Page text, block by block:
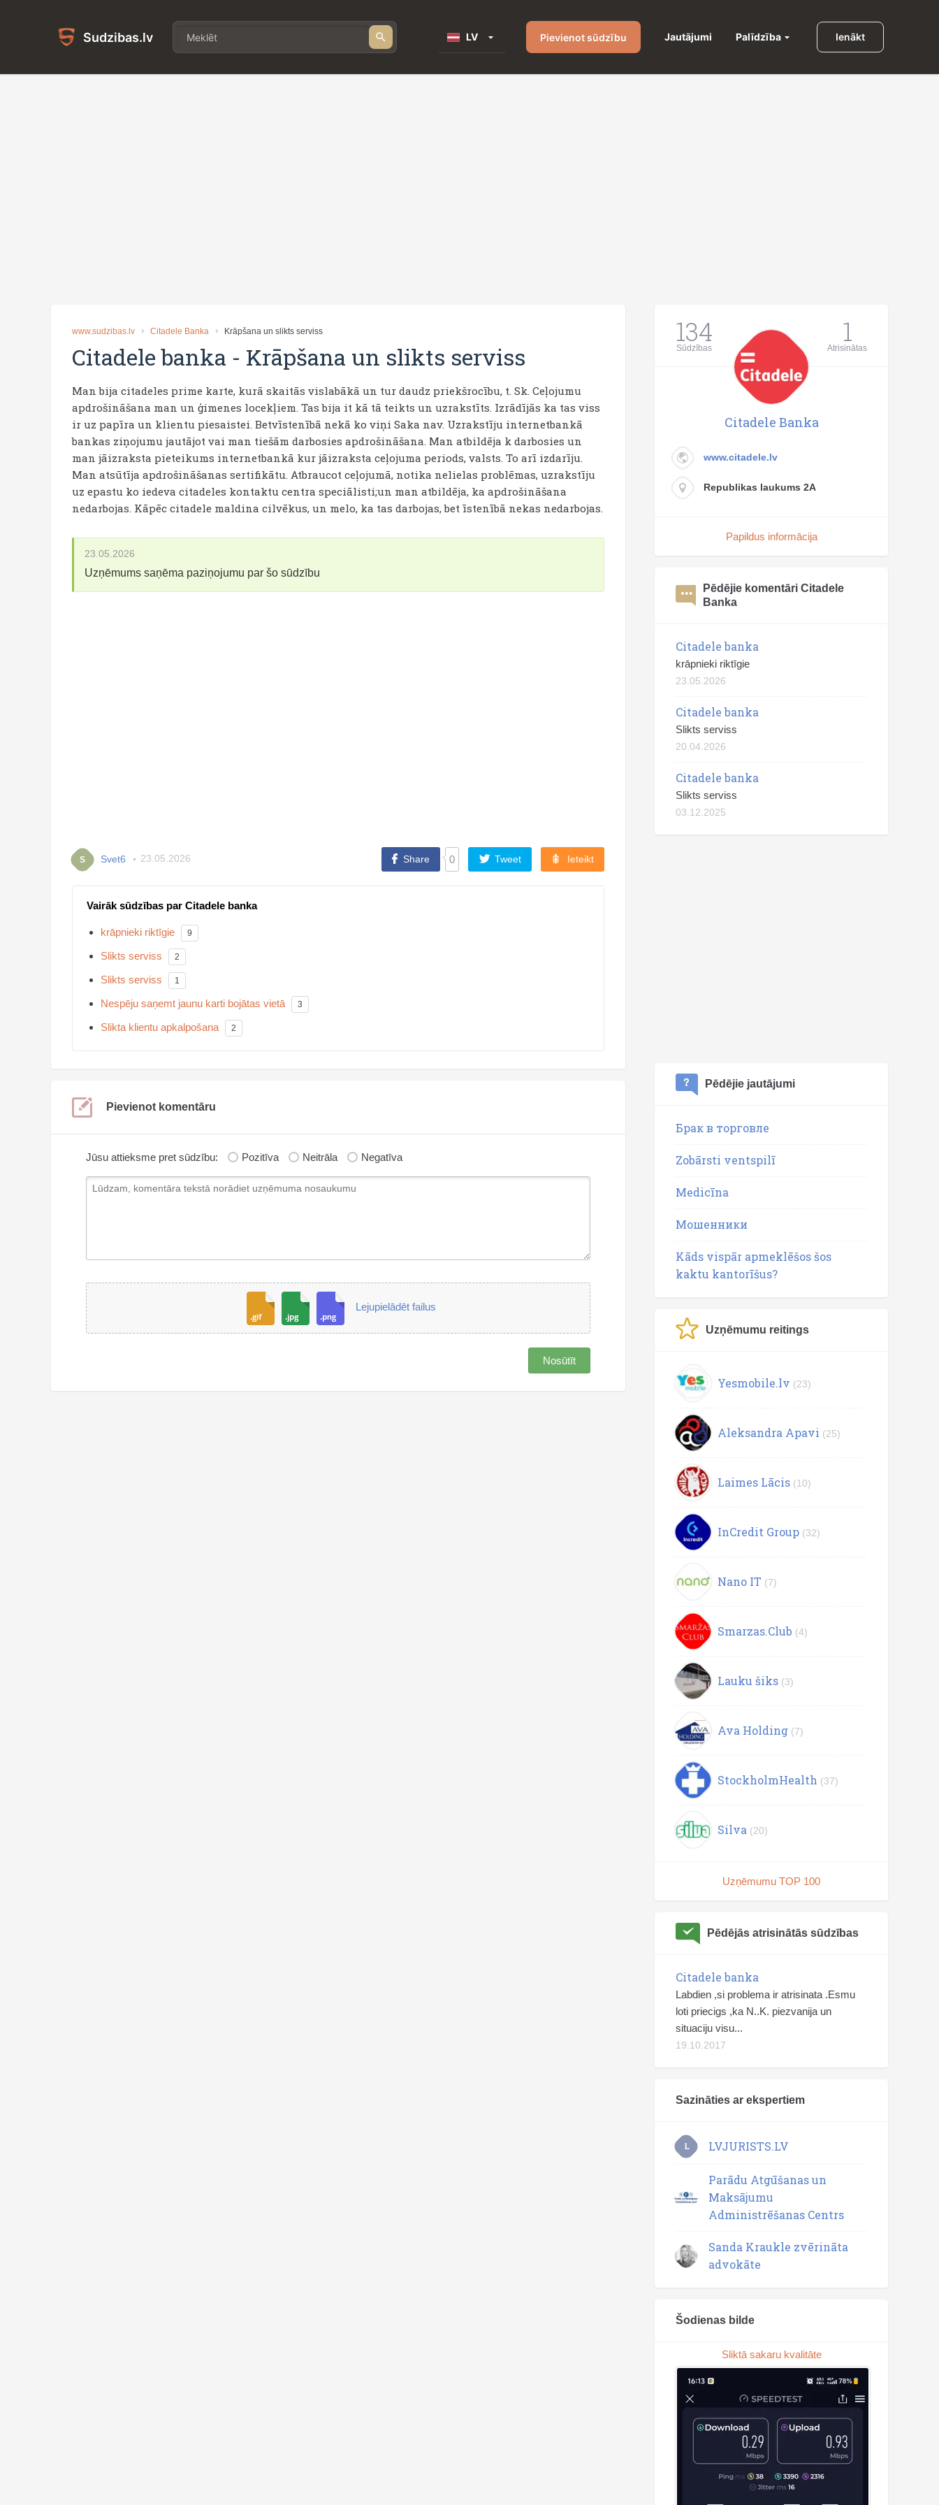
Sudzibas.lv LV Pievienot sūdzību Jautājumi Palīdzība Ienākt
www.sudzibas.lv Citadele Banka Krāpšana un slikts serviss
Citadele banka - Krāpšana un slikts serviss
Man bija citadeles prime karte, kurā skaitās vislabākā un tur daudz priekšrocību, t. Sk. Ceļojumu
apdrošināšana man un ģimenes locekļiem. Tas bija it kā tā teikts un uzrakstīts. Izrādījās ka tas viss
ir uz papīra un klientu piesaistei. Betvīstenībā nekā ko viņi Saka nav. Uzrakstīju internetbankā
bankas ziņojumu jautājot vai man tiešām darbosies apdrošināšana. Man atbildēja k darbosies un
man jāizraksta pieteikums internetbankā kur jāizraksta ceļojuma periods, valsts. To arī izdarīju.
Man atsūtīja apdrošināšanas sertifikātu. Atbraucot ceļojumā, notika nelielas problēmas, uzrakstīju
uz epastu ko iedeva citadeles kontaktu centra speciālisti;un man atbildēja, ka apdrošināšana
nedarbojas. Kāpēc citadele maldina cilvēkus, un melo, ka tas darbojas, bet īstenībā nekas nedarbojas.
23.05.2026
Uzņēmums saņēma paziņojumu par šo sūdzību
S Svet6 23.05.2026 Share 0 Tweet Ieteikt
Vairāk sūdzības par Citadele banka
krāpnieki riktīgie 9
Slikts serviss 2
Slikts serviss 1
Nespēju saņemt jaunu karti bojātas vietā 3
Slikta klientu apkalpošana 2
Pievienot komentāru
Jūsu attieksme pret sūdzību: Pozitīva Neitrāla Negatīva
Lejupielādēt failus
Nosūtīt
134
Sūdzības 1
Atrisinātas
Citadele Banka
www.citadele.lv
Republikas laukums 2A
Papildus informācija
Pēdējie komentāri Citadele
Banka
Citadele banka
krāpnieki riktīgie
23.05.2026
Citadele banka
Slikts serviss
20.04.2026
Citadele banka
Slikts serviss
03.12.2025
Pēdējie jautājumi
Брак в торговле
Zobārsti ventspilī
Medicīna
Мошенники
Kāds vispār apmeklēšos šos
kaktu kantorīšus?
Uzņēmumu reitings
Yesmobile.lv (23)
Aleksandra Apavi (25)
Laimes Lācis (10)
InCredit Group (32)
Nano IT (7)
Smarzas.Club (4)
Lauku šiks (3)
Ava Holding (7)
StockholmHealth (37)
Silva (20)
Uzņēmumu TOP 100
Pēdējās atrisinātās sūdzības
Citadele banka
Labdien ,si problema ir atrisinata .Esmu
loti priecigs ,ka N..K. piezvanija un
situaciju visu...
19.10.2017
Sazināties ar ekspertiem
L LVJURISTS.LV
Parādu Atgūšanas un
Maksājumu
Administrēšanas Centrs
Sanda Kraukle zvērināta
advokāte
Šodienas bilde
Sliktā sakaru kvalitāte